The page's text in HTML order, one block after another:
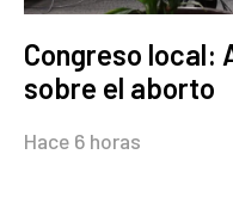
Congreso local:
sobre el aborto
Hace 6 horas